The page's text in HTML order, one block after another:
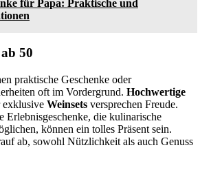
für Papa: Praktische und
50
praktische Geschenke oder
oft im Vordergrund. Hochwertige
exklusive Weinsets versprechen Freude.
Erlebnisgeschenke, die kulinarische
können ein tolles Präsent sein.
ab, sowohl Nützlichkeit als auch Genuss